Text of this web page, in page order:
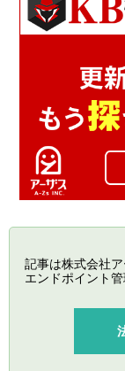
記事は株式会社
エンドポイント